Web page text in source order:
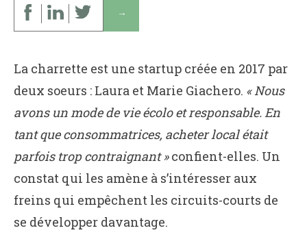
↓
La charrette est une startup créée en 2017 par
deux soeurs : Laura et Marie Giachero. « Nous
avons un mode de vie écolo et responsable. En
tant que consommatrices, acheter local était
parfois trop contraignant »confient-elles. Un
constat qui les amène à s’intéresser aux
freins qui empêchent les circuits-courts de
se développer davantage.